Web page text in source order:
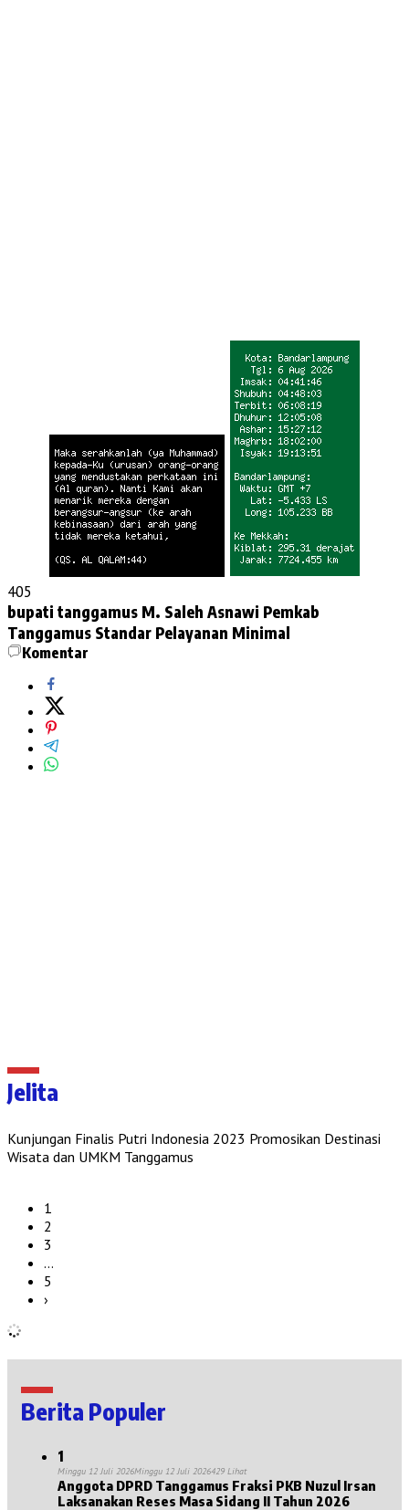
405
bupati tanggamus M. Saleh Asnawi Pemkab
Tanggamus Standar Pelayanan Minimal
Komentar
Jelita
Kunjungan Finalis Putri Indonesia 2023 Promosikan Destinasi
Wisata dan UMKM Tanggamus
1
2
3
…
5
›
Berita Populer
1
Minggu 12 Juli 2026Minggu 12 Juli 2026429 Lihat
Anggota DPRD Tanggamus Fraksi PKB Nuzul Irsan
Laksanakan Reses Masa Sidang II Tahun 2026